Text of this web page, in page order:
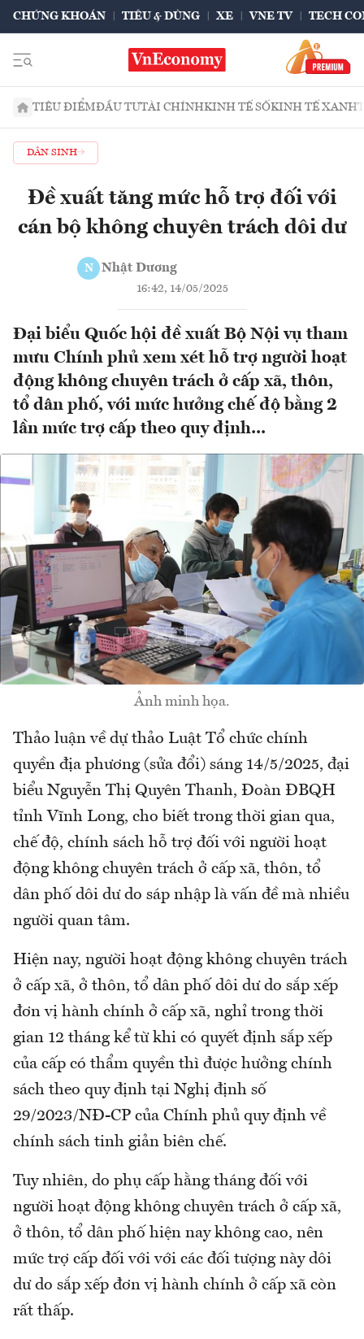
CHỨNG KHOÁN TIÊU & DÙNG XE VNE TV TECH
TIÊU ĐIỂMĐẦU TƯTÀI CHÍNHKINH TẾ SỐKINH TẾ XANH
DÂN SINH
Đề xuất tăng mức hỗ trợ đối với
cán bộ không chuyên trách dôi dư
N Nhật Dương
16:42, 14/05/2025
Đại biểu Quốc hội đề xuất Bộ Nội vụ tham
mưu Chính phủ xem xét hỗ trợ người hoạt
động không chuyên trách ở cấp xã, thôn,
tổ dân phố, với mức hưởng chế độ bằng 2
lần mức trợ cấp theo quy định...
Ảnh minh họa.
Thảo luận về dự thảo Luật Tổ chức chính
quyền địa phương (sửa đổi) sáng 14/5/2025, đại
biểu Nguyễn Thị Quyên Thanh, Đoàn ĐBQH
tỉnh Vĩnh Long, cho biết trong thời gian qua,
chế độ, chính sách hỗ trợ đối với người hoạt
động không chuyên trách ở cấp xã, thôn, tổ
dân phố dôi dư do sáp nhập là vấn đề mà nhiều
người quan tâm.
Hiện nay, người hoạt động không chuyên trách
ở cấp xã, ở thôn, tổ dân phố dôi dư do sắp xếp
đơn vị hành chính ở cấp xã, nghỉ trong thời
gian 12 tháng kể từ khi có quyết định sắp xếp
của cấp có thẩm quyền thì được hưởng chính
sách theo quy định tại Nghị định số
29/2023/NĐ-CP của Chính phủ quy định về
chính sách tinh giản biên chế.
Tuy nhiên, do phụ cấp hằng tháng đối với
người hoạt động không chuyên trách ở cấp xã,
ở thôn, tổ dân phố hiện nay không cao, nên
mức trợ cấp đối với với các đối tượng này dôi
dư do sắp xếp đơn vị hành chính ở cấp xã còn
rất thấp.